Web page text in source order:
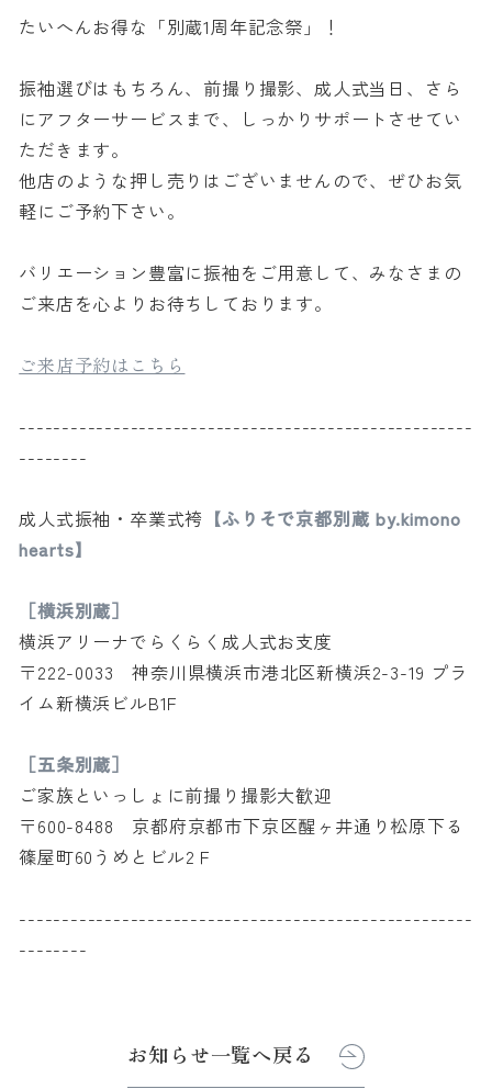
たいへんお得な「別蔵1周年記念祭」！
振袖選びはもちろん、前撮り撮影、成人式当日、さら
にアフターサービスまで、しっかりサポートさせてい
ただきます。
他店のような押し売りはございませんので、ぜひお気
軽にご予約下さい。
バリエーション豊富に振袖をご用意して、みなさまの
ご来店を心よりお待ちしております。
ご来店予約はこちら
-----------------------------------------------------
--------
成人式振袖・卒業式袴 【ふりそで京都別蔵 by.kimono
hearts】
［横浜別蔵］
横浜アリーナでらくらく成人式お支度
〒222-0033 神奈川県横浜市港北区新横浜2-3-19 プラ
イム新横浜ビルB1F
［五条別蔵］
ご家族といっしょに前撮り撮影大歓迎
〒600-8488 京都府京都市下京区醒ヶ井通り松原下る
篠屋町60うめとビル2Ｆ
-----------------------------------------------------
--------
お知らせ一覧へ戻る